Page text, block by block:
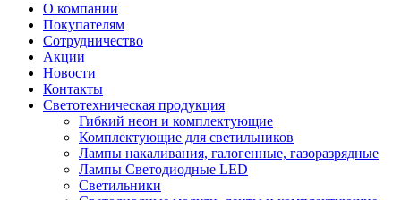
О компании
Покупателям
Сотрудничество
Акции
Новости
Контакты
Светотехническая продукция
Гибкий неон и комплектующие
Комплектующие для светильников
Лампы накаливания, галогенные, газоразрядные
Лампы Светодиодные LED
Светильники